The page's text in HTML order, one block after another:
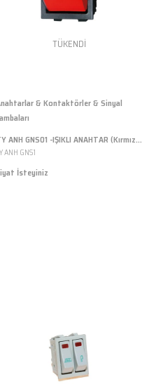
TÜKENDI
& Kontaktörler & Sinyal
TY ANH GNS01 -IŞIKLI ANAHTAR (Kırmızı )
ANH GNS1
İsteyiniz